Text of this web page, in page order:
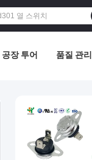
공장 투어 품질 관리